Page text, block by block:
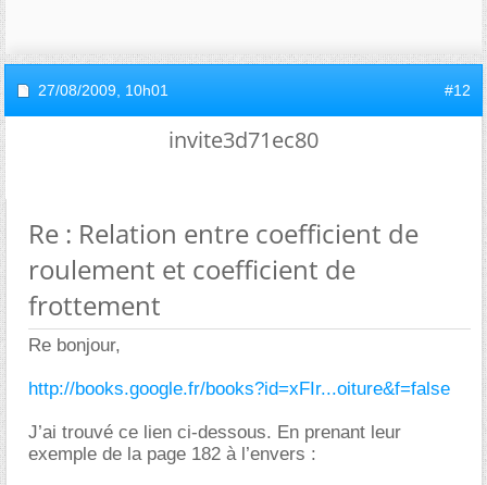
27/08/2009, 10h01 #12
invite3d71ec80
Re : Relation entre coefficient de
roulement et coefficient de
frottement
Re bonjour,
http://books.google.fr/books?id=xFIr...oiture&f=false
J’ai trouvé ce lien ci-dessous. En prenant leur
exemple de la page 182 à l’envers :